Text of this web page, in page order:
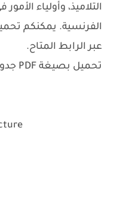
التلاميذ، وأولياء
عبر الرابط المتاح.
تحميل بصيغة PDF جدول القراءة